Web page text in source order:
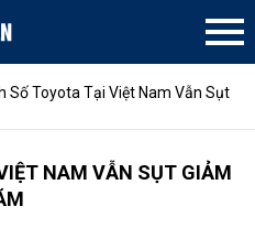
Số Toyota Tại Việt Nam Vẫn Sụt
NAM VẪN SỤT GIẢM